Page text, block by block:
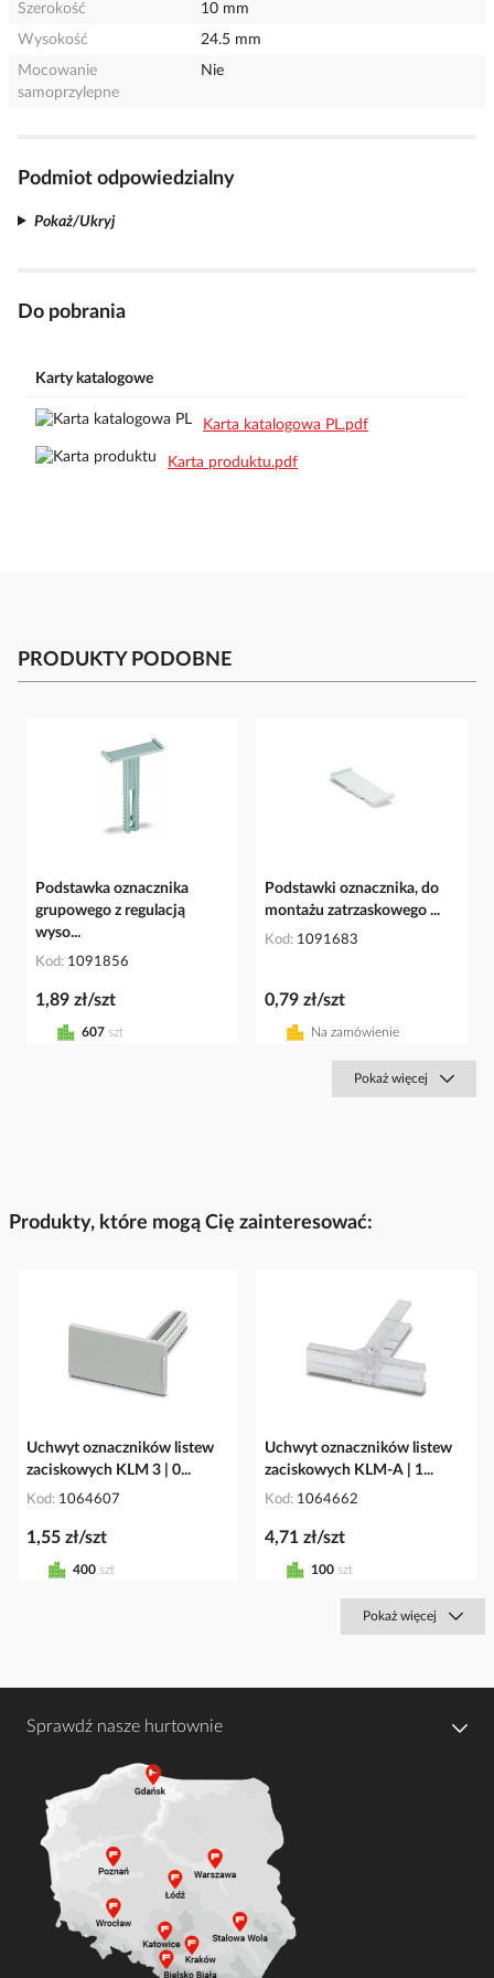
Szerokość
10 mm
Wysokość
24.5 mm
Mocowanie
samoprzylepne
Nie
Podmiot odpowiedzialny
Pokaż/Ukryj
Do pobrania
Karty katalogowe
Karta katalogowa PL.pdf
Karta produktu.pdf
PRODUKTY PODOBNE
Podstawka oznacznika
grupowego z regulacją
wyso...
Kod 1091856
1,89 zł/szt
607 szt
Podstawki oznacznika, do
montażu zatrzaskowego ...
Kod 1091683
0,79 zł/szt
Na zamówienie
Pokaż więcej
Produkty, które mogą Cię zainteresować:
Uchwyt oznaczników listew
zaciskowych KLM 3 | 0...
Kod 1064607
1,55 zł/szt
400 szt
Uchwyt oznaczników listew
zaciskowych KLM-A | 1...
Kod 1064662
4,71 zł/szt
100 szt
Pokaż więcej
Sprawdź nasze hurtownie